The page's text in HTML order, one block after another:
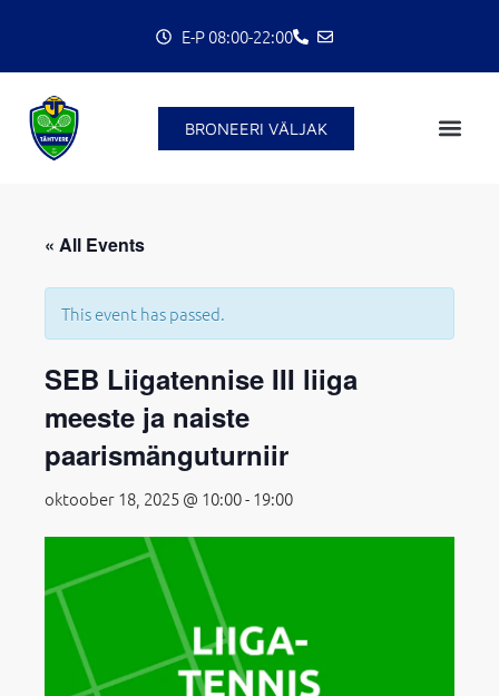
content
E-P 08:00-22:00
BRONEERI VÄLJAK
« All Events
This event has passed.
SEB Liigatennise III liiga
meeste ja naiste
paarismänguturniir
oktoober 18, 2025 @ 10:00-19:00